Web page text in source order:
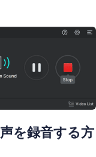
を録音する方